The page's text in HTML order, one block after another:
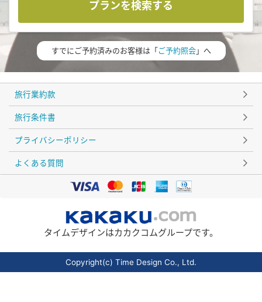
プランを検索する
すでにご予約済みのお客様は「ご予約照会」へ
旅行業約款
旅行条件書
プライバシーポリシー
よくある質問
タイムデザインはカカクコムグループです。
Copyright(c) Time Design Co., Ltd.